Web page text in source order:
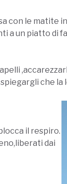
con le matite
a un piatto di
che
il respiro.
dai